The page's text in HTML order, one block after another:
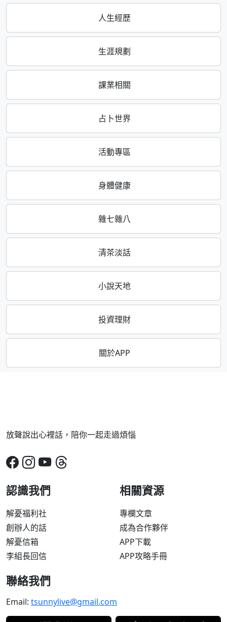
人生經歷
生涯規劃
課業相關
占卜世界
活動專區
身體健康
雜七雜八
清茶淡話
小說天地
投資理財
關於APP
放聲說出心裡話，陪你一起走過煩惱
認識我們
解憂福利社
創辦人的話
解憂信箱
李組長回信
相關資源
專欄文章
成為合作夥伴
APP下載
APP攻略手冊
聯絡我們
Email: tsunnylive@gmail.com